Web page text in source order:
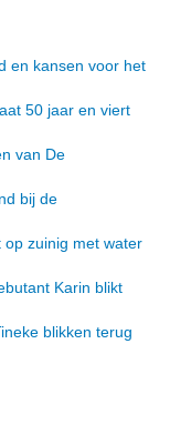
en kansen voor het
50 jaar en viert
van De
bij de
zuinig met water
Karin blikt
blikken terug